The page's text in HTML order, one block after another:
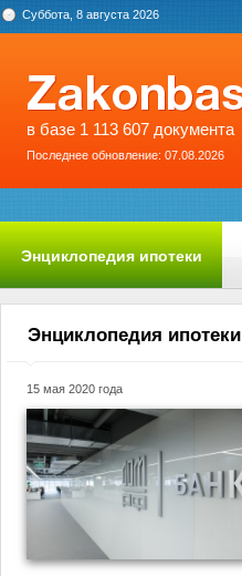
Суббота, 8 августа 2026
в базе 1 113 607 документа
Последнее обновление: 07.08.2026
Энциклопедия ипотеки
О проекте
Энциклопедия ипотеки
15 мая 2020 года